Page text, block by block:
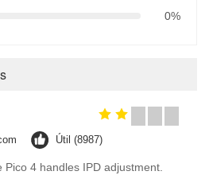
0%
Útil (8987)
Pico 4 handles IPD adjustment.